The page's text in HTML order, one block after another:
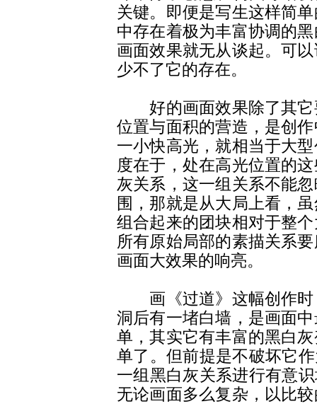
关键。即便是写生这样简
中存在着极为丰富协调的
画面效果就无从谈起。可
少不了它的存在。
好的画面效果除了其它
位置与面积的营造，是创
一小快高光，就相当于大
度在于，处在高光位置的
灰关系，这一组关系不能
围，那就是从大局上看，
组合起来的团块相对于整
所有原始局部的素描关系
画面大效果的响亮。
画《过道》这幅创作时
洞后有一堵白墙，是画面
单，其实它有丰富的黑白
单了。但前提是不破坏它
一组黑白灰关系进行有意
无论画面多么复杂，以比